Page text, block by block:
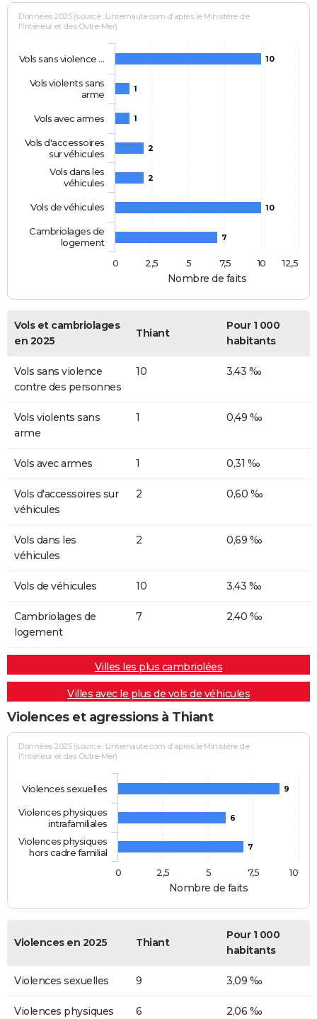
Nombre de faits
Données 2025 (source : Linternaute.com d'après le Ministère de
l'Intérieur et des Outre-Mer)
10
1
1
2
2
10
7
Vols sans violence …
Vols violents sans
arme
Vols avec armes
Vols d'accessoires
sur véhicules
Vols dans les
véhicules
Vols de véhicules
Cambriolages de
logement
0
10
2,5 5 7,5 12,5
Vols et cambriolages
en 2025
Thiant
Pour 1 000
habitants
Vols sans violence
contre des personnes
10 3,43 ‰
Vols violents sans
arme
1 0,49 ‰
Vols avec armes 1 0,31 ‰
Vols d'accessoires sur
véhicules
2 0,60 ‰
Vols dans les
véhicules
2 0,69 ‰
Vols de véhicules 10 3,43 ‰
Cambriolages de
logement
7 2,40 ‰
Villes les plus cambriolées
Villes avec le plus de vols de véhicules
Violences et agressions à Thiant
Nombre de faits
Données 2025 (source : Linternaute.com d'après le Ministère de
l'Intérieur et des Outre-Mer)
9
6
7
Violences sexuelles
Violences physiques
intrafamiliales
Violences physiques
hors cadre familial
0
10
2,5 5 7,5
Violences en 2025 Thiant
Pour 1 000
habitants
Violences sexuelles 9 3,09 ‰
Violences physiques
6 2,06 ‰